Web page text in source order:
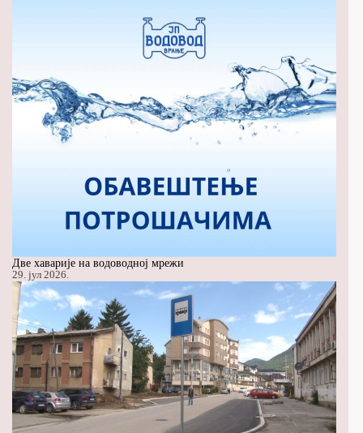
Две хаварије на водоводној мрежи
29. јул 2026.